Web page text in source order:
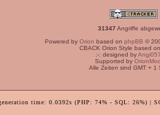
31347 Angriffe
Powered by Orion based on phpBB ©
CBACK Orion Style based
:-: designed by
Supported by
Alle Zeiten sind GMT + 1
time: 0.0392s (PHP: 74% - SQL: 26%) |